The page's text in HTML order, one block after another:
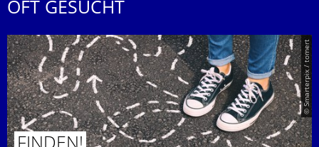
OFT GESUCHT
© Smarterpix / tomert